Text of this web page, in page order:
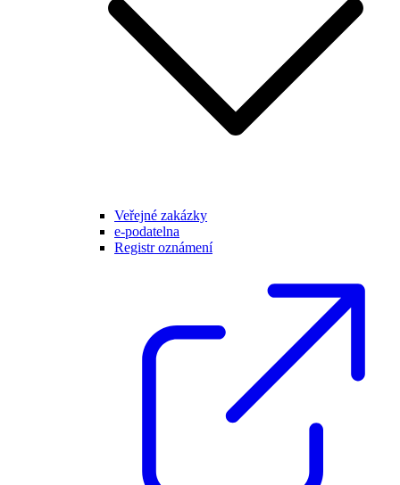
Veřejné zakázky
e-podatelna
Registr oznámení